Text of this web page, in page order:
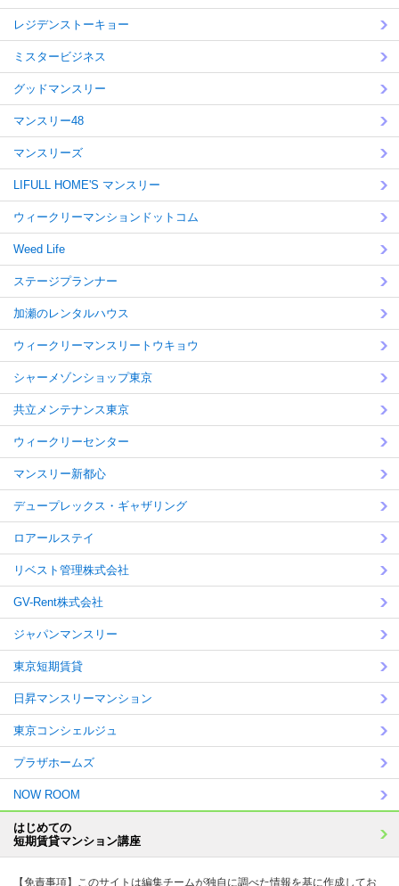
レジデンストーキョー
ミスタービジネス
グッドマンスリー
マンスリー48
マンスリーズ
LIFULL HOME'S マンスリー
ウィークリーマンションドットコム
Weed Life
ステージプランナー
加瀬のレンタルハウス
ウィークリーマンスリートウキョウ
シャーメゾンショップ東京
共立メンテナンス東京
ウィークリーセンター
マンスリー新都心
デュープレックス・ギャザリング
ロアールステイ
リベスト管理株式会社
GV-Rent株式会社
ジャパンマンスリー
東京短期賃貸
日昇マンスリーマンション
東京コンシェルジュ
プラザホームズ
NOW ROOM
はじめての
短期賃貸マンション講座
【免責事項】このサイトは編集チームが独自に調べた情報を基に作成してお